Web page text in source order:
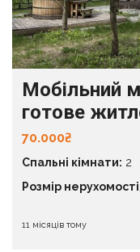
Мобільний
готове
70.000₴
Спальні кімнати: 2
Розмір
11 місяців тому